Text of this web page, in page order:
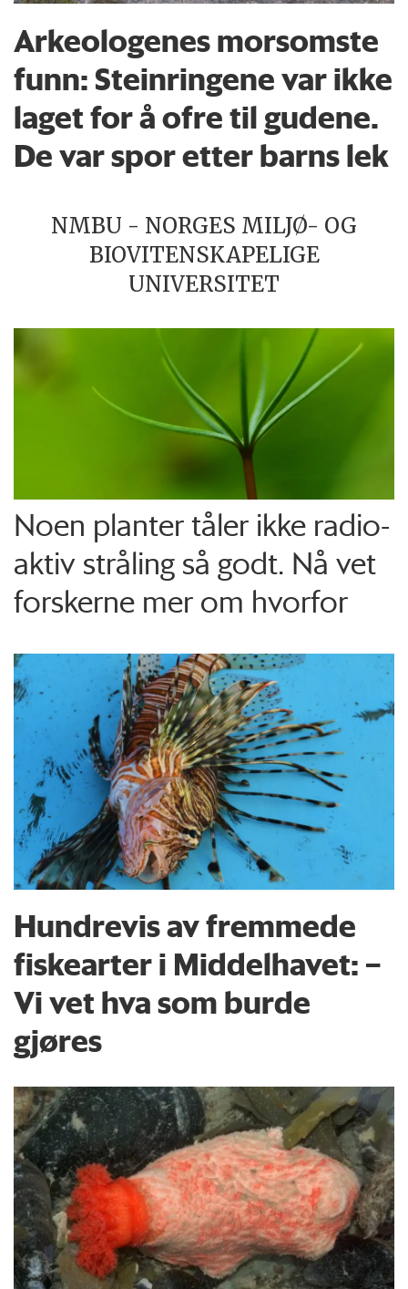
Arkeologenes morsomste
funn: Steinringene var ikke
laget for å ofre til gudene.
De var spor etter barns lek
NMBU - NORGES MILJØ- OG
BIOVITENSKAPELIGE
UNIVERSITET
Noen planter tåler ikke radio­
aktiv stråling så godt. Nå vet
forskerne mer om hvorfor
Hundrevis av fremmede
fiskearter i Middelhavet: –
Vi vet hva som burde
gjøres